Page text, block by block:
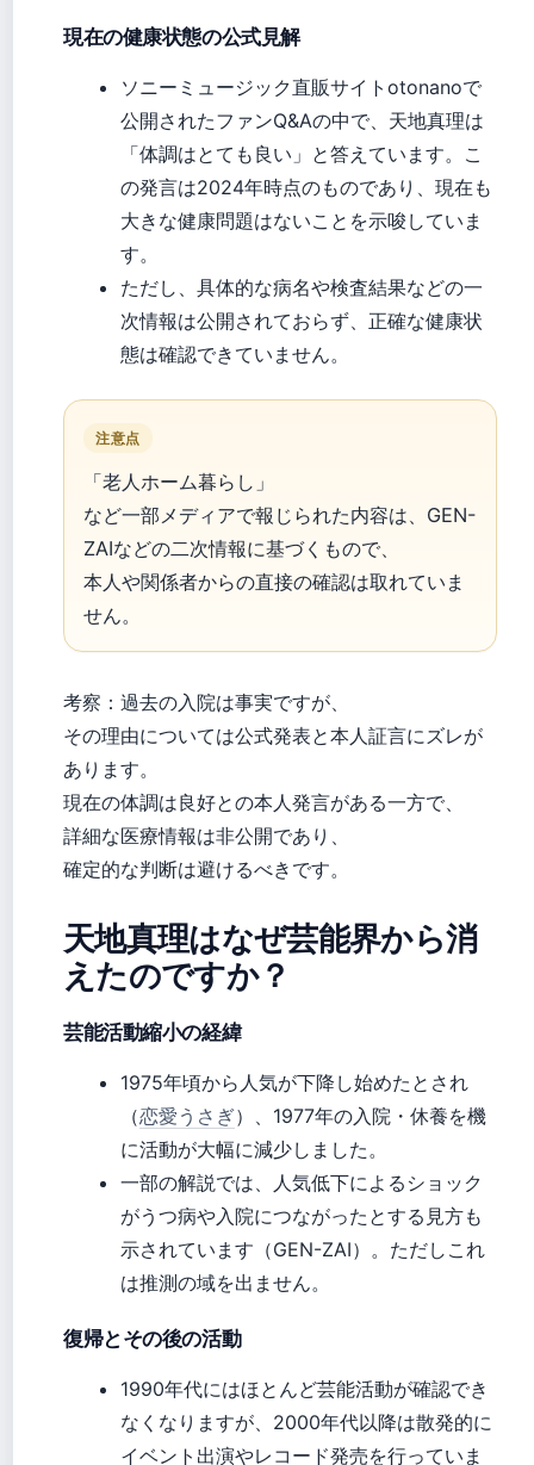
現在の健康状態の公式見解
ソニーミュージック直販サイトotonanoで
公開されたファンQ&Aの中で、天地真理は
「体調はとても良い」と答えています。こ
の発言は2024年時点のものであり、現在も
大きな健康問題はないことを示唆していま
す。
ただし、具体的な病名や検査結果などの一
次情報は公開されておらず、正確な健康状
態は確認できていません。
注意点
「老人ホーム暮らし」
など一部メディアで報じられた内容は、GEN-
ZAIなどの二次情報に基づくもので、
本人や関係者からの直接の確認は取れていま
せん。
考察：過去の入院は事実ですが、
その理由については公式発表と本人証言にズレが
あります。
現在の体調は良好との本人発言がある一方で、
詳細な医療情報は非公開であり、
確定的な判断は避けるべきです。
天地真理はなぜ芸能界から消
えたのですか？
芸能活動縮小の経緯
1975年頃から人気が下降し始めたとされ
（恋愛うさぎ）、1977年の入院・休養を機
に活動が大幅に減少しました。
一部の解説では、人気低下によるショック
がうつ病や入院につながったとする見方も
示されています（GEN-ZAI）。ただしこれ
は推測の域を出ません。
復帰とその後の活動
1990年代にはほとんど芸能活動が確認でき
なくなりますが、2000年代以降は散発的に
イベント出演やレコード発売を行っていま